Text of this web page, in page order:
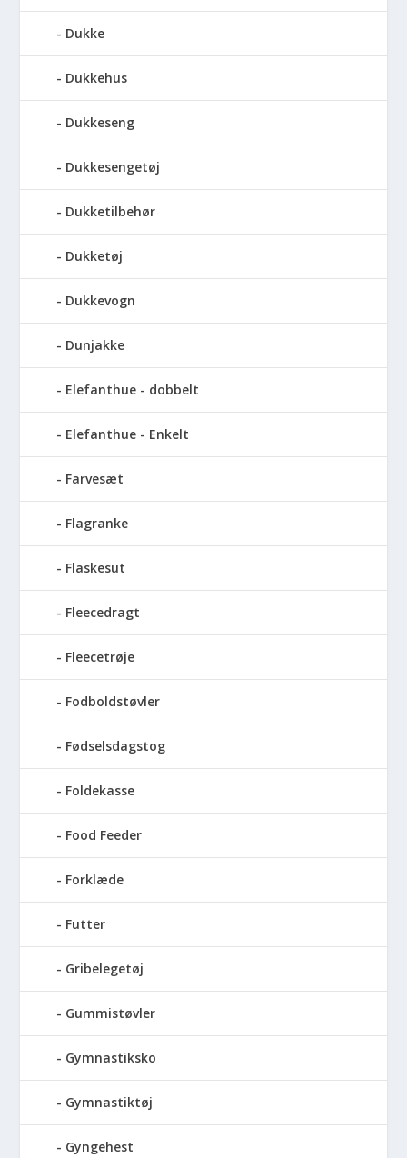
Dukke
Dukkehus
Dukkeseng
Dukkesengetøj
Dukketilbehør
Dukketøj
Dukkevogn
Dunjakke
Elefanthue - dobbelt
Elefanthue - Enkelt
Farvesæt
Flagranke
Flaskesut
Fleecedragt
Fleecetrøje
Fodboldstøvler
Fødselsdagstog
Foldekasse
Food Feeder
Forklæde
Futter
Gribelegetøj
Gummistøvler
Gymnastiksko
Gymnastiktøj
Gyngehest